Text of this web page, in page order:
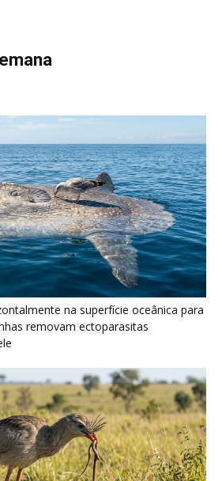
na superfície oceânica para
removam ectoparasitas